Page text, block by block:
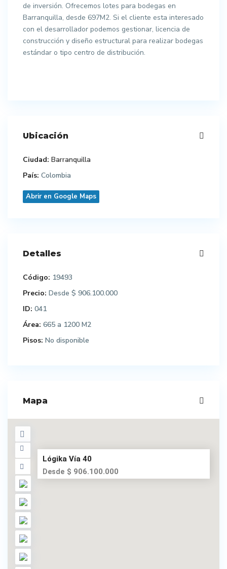
de inversión. Ofrecemos lotes para bodegas en
Barranquilla, desde 697M2. Si el cliente esta interesado
con el desarrollador podemos gestionar, licencia de
construcción y diseño estructural para realizar bodegas
estándar o tipo centro de distribución.
Ubicación
Ciudad: Barranquilla
País: Colombia
Abrir en Google Maps
Detalles
Código: 19493
Precio: Desde $ 906.100.000
ID: 041
Área: 665 a 1200 M2
Pisos: No disponible
Mapa
Lógika Vía 40
Desde $ 906.100.000